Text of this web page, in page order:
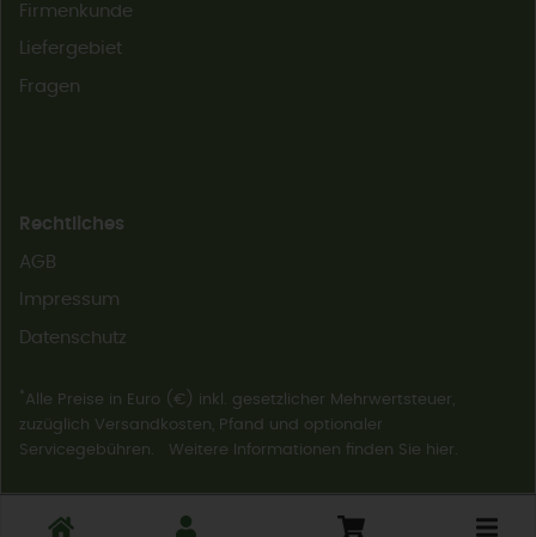
Firmenkunde
Liefergebiet
Fragen
Rechtliches
AGB
Impressum
Datenschutz
* Alle Preise in Euro (€) inkl. gesetzlicher Mehrwertsteuer,
zuzüglich Versandkosten, Pfand und optionaler
Servicegebühren. Weitere Informationen finden Sie
hier.
Toggle